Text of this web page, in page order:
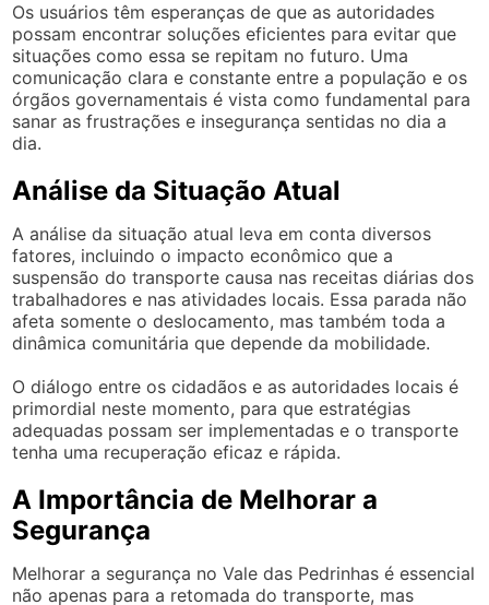
Os usuários têm esperanças de que as autoridades
possam encontrar soluções eficientes para evitar que
situações como essa se repitam no futuro. Uma
comunicação clara e constante entre a população e os
órgãos governamentais é vista como fundamental para
sanar as frustrações e insegurança sentidas no dia a
dia.
Análise da Situação Atual
A análise da situação atual leva em conta diversos
fatores, incluindo o impacto econômico que a
suspensão do transporte causa nas receitas diárias dos
trabalhadores e nas atividades locais. Essa parada não
afeta somente o deslocamento, mas também toda a
dinâmica comunitária que depende da mobilidade.
O diálogo entre os cidadãos e as autoridades locais é
primordial neste momento, para que estratégias
adequadas possam ser implementadas e o transporte
tenha uma recuperação eficaz e rápida.
A Importância de Melhorar a
Segurança
Melhorar a segurança no Vale das Pedrinhas é essencial
não apenas para a retomada do transporte, mas